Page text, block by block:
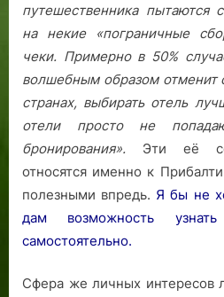
путешественника пытаются
на некие «пограничные
чеки. Примерно в 50%
волшебным образом отменит
странах, выбирать отель
отели просто не
бронирования». Эти её
относятся именно к
полезными впредь. Я бы не
дам возможность
самостоятельно.
Сфера же личных интересов